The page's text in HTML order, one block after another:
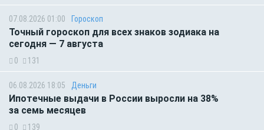
07.08.2026 01:00 Гороскоп
Точный гороскоп для всех знаков зодиака на
сегодня — 7 августа
0 131
06.08.2026 18:05 Деньги
Ипотечные выдачи в России выросли на 38%
за семь месяцев
0 139